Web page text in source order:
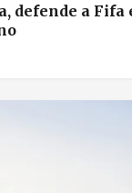
defende a Fifa